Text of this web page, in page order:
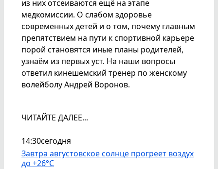
из них отсеиваются ещё на этапе
медкомиссии. О слабом здоровье
современных детей и о том, почему главным
препятствием на пути к спортивной карьере
порой становятся иные планы родителей,
узнаём из первых уст. На наши вопросы
ответил кинешемский тренер по женскому
волейболу Андрей Воронов.
ЧИТАЙТЕ ДАЛЕЕ...
14:30сегодня
Завтра августовское солнце прогреет воздух
до +26°С